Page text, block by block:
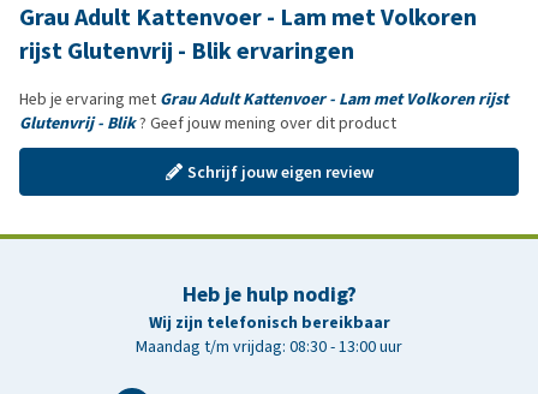
Grau Adult Kattenvoer - Lam met Volkoren
rijst Glutenvrij - Blik ervaringen
Heb je ervaring met Grau Adult Kattenvoer - Lam met Volkoren rijst
Glutenvrij - Blik? Geef jouw mening over dit product
Schrijf jouw eigen review
Heb je hulp nodig?
Wij zijn telefonisch bereikbaar
Maandag t/m vrijdag: 08:30 - 13:00 uur